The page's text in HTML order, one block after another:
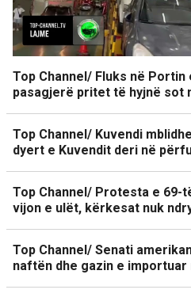
Top Channel/ Fluks në Portin
pasagjerë pritet të hyjnë sot
Top Channel/ Kuvendi
dyert e Kuvendit deri në
Top Channel/ Protesta e 69-
vijon e ulët, kërkesat nuk
Top Channel/ Senati
naftën dhe gazin e importuar